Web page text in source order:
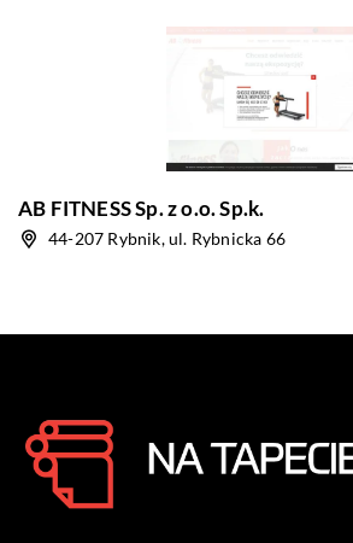
AB FITNESS Sp. z o.o. Sp.k.
44-207 Rybnik, ul. Rybnicka 66